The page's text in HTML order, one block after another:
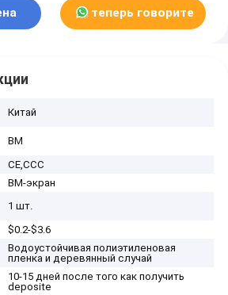
теперь говорите
Китай
BM
CE,CCC
BM-экран
1 шт.
$0.2-$3.6
Водоустойчивая полиэтиленовая
пленка и деревянный случай
10-15 дней после того как получить
deposite